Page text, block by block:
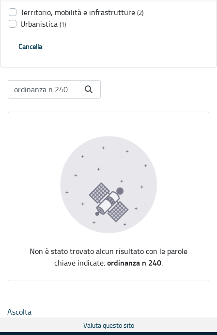
Territorio, mobilità e infrastrutture (2)
Urbanistica (1)
Cancella
Non è stato trovato alcun risultato con le parole
chiave indicate:ordinanza n 240.
Ascolta
Valuta questo sito